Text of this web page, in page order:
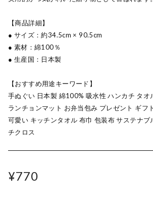
【商品詳細】
● サイズ：約34.5cm × 90.5cm
● 素材：綿100％
● 生産国：日本製
【おすすめ用途キーワード】
手ぬぐい 日本製 綿100% 吸水性 ハンカチ タオ
ランチョンマット お弁当包み プレゼント ギフ
可愛い キッチンタオル 布巾 包装布 サステナブ
チクロス
¥770